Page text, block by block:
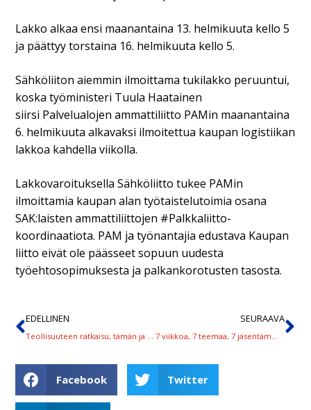
Lakko alkaa ensi maanantaina 13. helmikuuta kello 5
ja päättyy torstaina 16. helmikuuta kello 5.
Sähköliiton aiemmin ilmoittama tukilakko peruuntui,
koska työministeri Tuula Haatainen
siirsi Palvelualojen ammattiliitto PAMin maanantaina
6. helmikuuta alkavaksi ilmoitettua kaupan logistiikan
lakkoa kahdella viikolla.
Lakkovaroituksella Sähköliitto tukee PAMin
ilmoittamia kaupan alan työtaistelutoimia osana
SAK:laisten ammattiliittojen #Palkkaliitto-
koordinaatiota. PAM ja työnantajia edustava Kaupan
liitto eivät ole päässeet sopuun uudesta
työehtosopimuksesta ja palkankorotusten tasosta.
EDELLINEN SEURAAVA
Facebook Twitter